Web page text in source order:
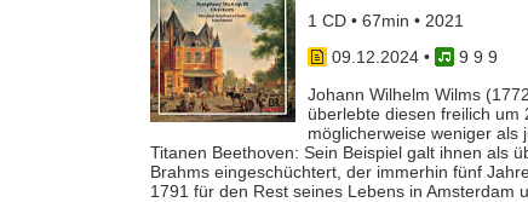
1 CD • 67min • 2021
09.12.2024•
9 9 9
Johann Wilhelm Wilms
überlebte diesen freilich
möglicherweise weniger als
Titanen Beethoven: Sein Beispiel galt ihnen als
Brahms eingeschüchtert, der immerhin fünf
1791 für den Rest seines Lebens in Amsterdam